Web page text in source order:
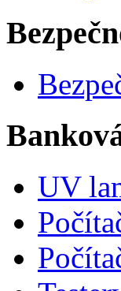
UV